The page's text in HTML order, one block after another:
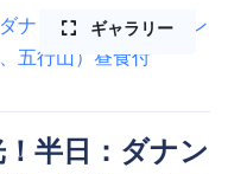
ギャラリー
半日：ダナン